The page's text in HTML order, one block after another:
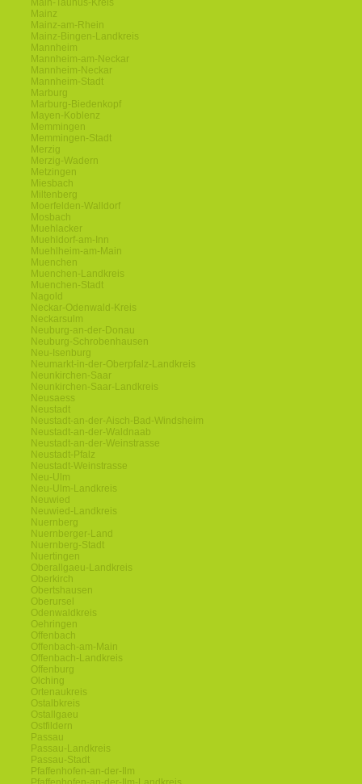
Main-Taunus-Kreis
Mainz
Mainz-am-Rhein
Mainz-Bingen-Landkreis
Mannheim
Mannheim-am-Neckar
Mannheim-Neckar
Mannheim-Stadt
Marburg
Marburg-Biedenkopf
Mayen-Koblenz
Memmingen
Memmingen-Stadt
Merzig
Merzig-Wadern
Metzingen
Miesbach
Miltenberg
Moerfelden-Walldorf
Mosbach
Muehlacker
Muehldorf-am-Inn
Muehlheim-am-Main
Muenchen
Muenchen-Landkreis
Muenchen-Stadt
Nagold
Neckar-Odenwald-Kreis
Neckarsulm
Neuburg-an-der-Donau
Neuburg-Schrobenhausen
Neu-Isenburg
Neumarkt-in-der-Oberpfalz-Landkreis
Neunkirchen-Saar
Neunkirchen-Saar-Landkreis
Neusaess
Neustadt
Neustadt-an-der-Aisch-Bad-Windsheim
Neustadt-an-der-Waldnaab
Neustadt-an-der-Weinstrasse
Neustadt-Pfalz
Neustadt-Weinstrasse
Neu-Ulm
Neu-Ulm-Landkreis
Neuwied
Neuwied-Landkreis
Nuernberg
Nuernberger-Land
Nuernberg-Stadt
Nuertingen
Oberallgaeu-Landkreis
Oberkirch
Obertshausen
Oberursel
Odenwaldkreis
Oehringen
Offenbach
Offenbach-am-Main
Offenbach-Landkreis
Offenburg
Olching
Ortenaukreis
Ostalbkreis
Ostallgaeu
Ostfildern
Passau
Passau-Landkreis
Passau-Stadt
Pfaffenhofen-an-der-Ilm